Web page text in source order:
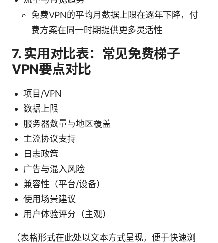
免费VPN的平均月数据上限在逐年下降，付
费方案在同一时期提供更多灵活性
7. 实用对比表：常见免费梯子
VPN要点对比
项目/VPN
数据上限
服务器数量与地区覆盖
主流协议支持
日志政策
广告与混入风险
兼容性（平台/设备）
使用场景建议
用户体验评分（主观）
（表格形式在此处以文本方式呈现，便于快速浏